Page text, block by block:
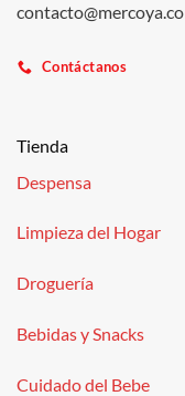
contacto@mercoya.co
Contáctanos
Tienda
Despensa
Limpieza del Hogar
Droguería
Bebidas y Snacks
Cuidado del Bebe